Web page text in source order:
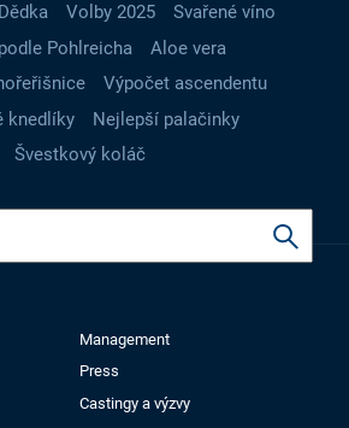
Volby 2025
Svařené víno
Pohlreicha
Aloe vera
Výpočet ascendentu
knedlíky
Nejlepší palačinky
Švestkový koláč
Management
Press
Castingy a výzvy